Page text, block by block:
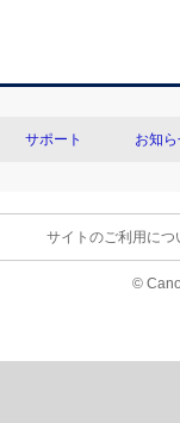
サポート お知
サイトのご利用につ
©